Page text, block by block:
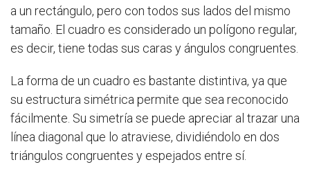
a un rectángulo, pero con todos sus lados del mismo
tamaño. El cuadro es considerado un polígono regular,
es decir, tiene todas sus caras y ángulos congruentes.
La forma de un cuadro es bastante distintiva, ya que
su estructura simétrica permite que sea reconocido
fácilmente. Su simetría se puede apreciar al trazar una
línea diagonal que lo atraviese, dividiéndolo en dos
triángulos congruentes y espejados entre sí.